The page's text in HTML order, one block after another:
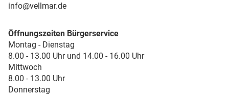
info@vellmar.de
Öffnungszeiten Bürgerservice
Montag - Dienstag
8.00 - 13.00 Uhr und 14.00 - 16.00 Uhr
Mittwoch
8.00 - 13.00 Uhr
Donnerstag